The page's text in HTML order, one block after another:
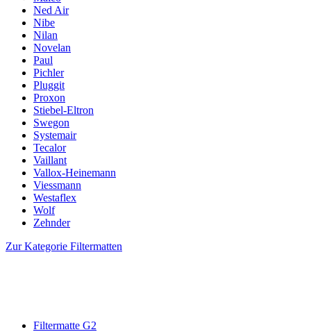
Ned Air
Nibe
Nilan
Novelan
Paul
Pichler
Pluggit
Proxon
Stiebel-Eltron
Swegon
Systemair
Tecalor
Vaillant
Vallox-Heinemann
Viessmann
Westaflex
Wolf
Zehnder
Zur Kategorie Filtermatten
Filtermatte G2